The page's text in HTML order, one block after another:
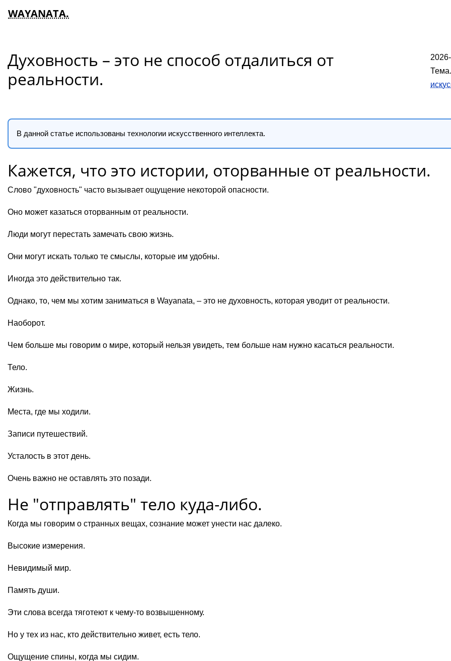
WAYANATA.
Духовность – это не способ отдалиться от
реальности.
В данной статье использованы технологии искусственного интеллекта.
Кажется, что это истории, оторванные от реальности.
Слово "духовность" часто вызывает ощущение некоторой опасности.
Оно может казаться оторванным от реальности.
Люди могут перестать замечать свою жизнь.
Они могут искать только те смыслы, которые им удобны.
Иногда это действительно так.
Однако, то, чем мы хотим заниматься в Wayanata, – это не духовность, которая уводит от реальности.
Наоборот.
Чем больше мы говорим о мире, который нельзя увидеть, тем больше нам нужно касаться реальности.
Тело.
Жизнь.
Места, где мы ходили.
Записи путешествий.
Усталость в этот день.
Очень важно не оставлять это позади.
Не "отправлять" тело куда-либо.
Когда мы говорим о странных вещах, сознание может унести нас далеко.
Высокие измерения.
Невидимый мир.
Память души.
Эти слова всегда тяготеют к чему-то возвышенному.
Но у тех из нас, кто действительно живет, есть тело.
Ощущение спины, когда мы сидим.